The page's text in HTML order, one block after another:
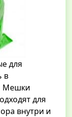
для
в
Мешки
для
внутри и